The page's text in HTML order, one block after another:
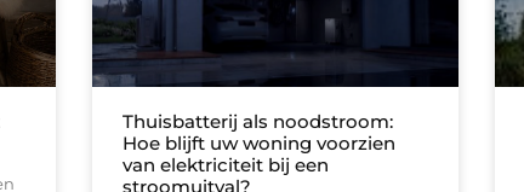
Thuisbatterij als noodstroom:
Hoe blijft uw woning voorzien
van elektriciteit bij een
stroomuitval?